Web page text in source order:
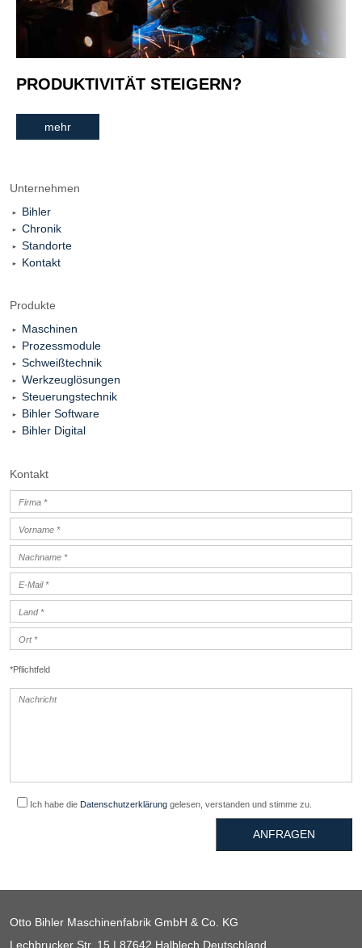
PRODUKTIVITÄT STEIGERN?
mehr
Unternehmen
Bihler
Chronik
Standorte
Kontakt
Produkte
Maschinen
Prozessmodule
Schweißtechnik
Werkzeuglösungen
Steuerungstechnik
Bihler Software
Bihler Digital
Kontakt
*Pflichtfeld
Ich habe die Datenschutzerklärunggelesen, verstanden und stimme zu.
ANFRAGEN
Otto Bihler Maschinenfabrik GmbH & Co. KG
Lechbrucker Str. 15 | 87642 Halblech Deutschland